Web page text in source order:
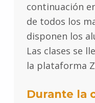
continuación
de todos los
disponen los
Las clases se
la plataforma
Durante la